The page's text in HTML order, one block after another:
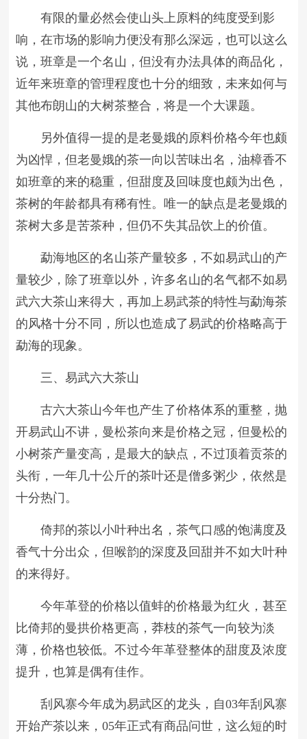
有限的量必然会使山头上原料的纯度受到影
响，在市场的影响力便没有那么深远，也可以这么
说，班章是一个名山，但没有办法具体的商品化，
近年来班章的管理程度也十分的细致，未来如何与
其他布朗山的大树茶整合，将是一个大课题。
另外值得一提的是老曼娥的原料价格今年也颇
为凶悍，但老曼娥的茶一向以苦味出名，油樟香不
如班章的来的稳重，但甜度及回味度也颇为出色，
茶树的年龄都具有稀有性。唯一的缺点是老曼娥的
茶树大多是苦茶种，但仍不失其品饮上的价值。
勐海地区的名山茶产量较多，不如易武山的产
量较少，除了班章以外，许多名山的名气都不如易
武六大茶山来得大，再加上易武茶的特性与勐海茶
的风格十分不同，所以也造成了易武的价格略高于
勐海的现象。
三、易武六大茶山
古六大茶山今年也产生了价格体系的重整，抛
开易武山不讲，曼松茶向来是价格之冠，但曼松的
小树茶产量变高，是最大的缺点，不过顶着贡茶的
头衔，一年几十公斤的茶叶还是僧多粥少，依然是
十分热门。
倚邦的茶以小叶种出名，茶气口感的饱满度及
香气十分出众，但喉韵的深度及回甜并不如大叶种
的来得好。
今年革登的价格以值蚌的价格最为红火，甚至
比倚邦的曼拱价格更高，莽枝的茶气一向较为淡
薄，价格也较低。不过今年革登整体的甜度及浓度
提升，也算是偶有佳作。
刮风寨今年成为易武区的龙头，自03年刮风寨
开始产茶以来，05年正式有商品问世，这么短的时